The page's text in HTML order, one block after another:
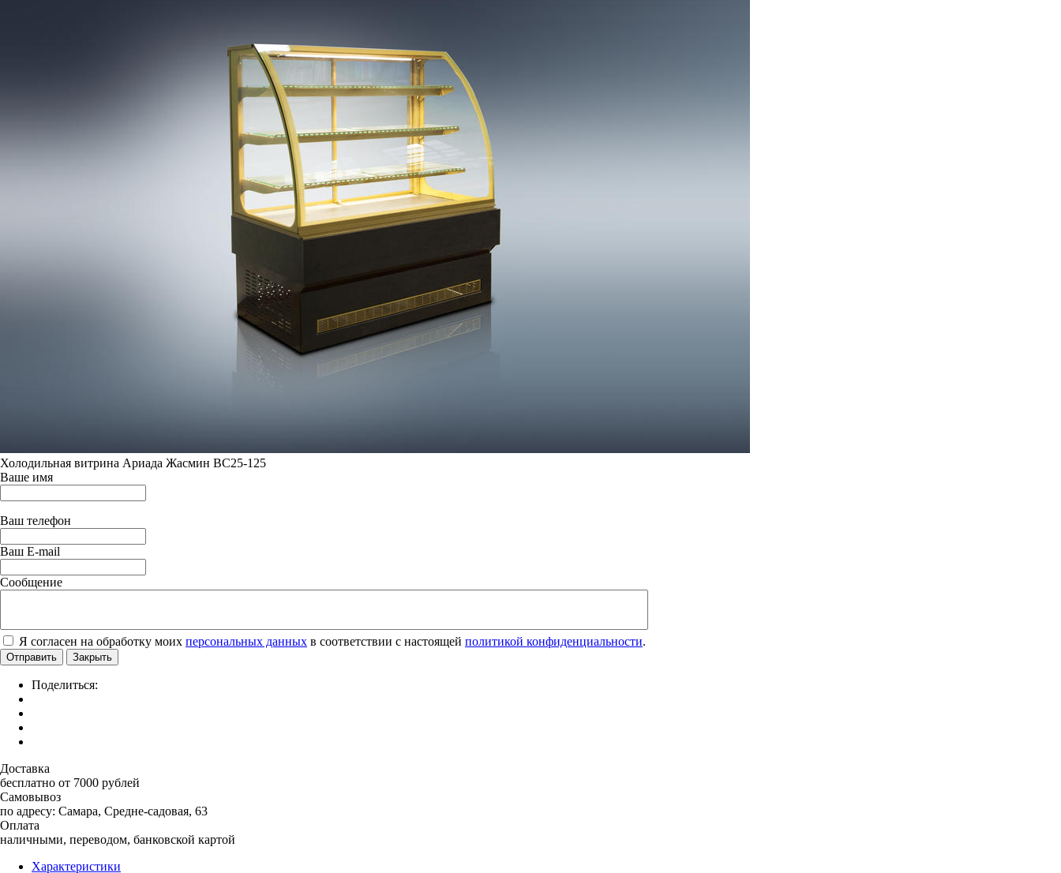
Холодильная витрина Ариада Жасмин ВС25-125
Ваше имя
Ваш телефон
Ваш E-mail
Сообщение
Я согласен на обработку моих персональных данных в соответствии с настоящей политикой конфиденциальности.
Отправить Закрыть
Поделиться:
Доставка
бесплатно от 7000 рублей
Самовывоз
по адресу: Самара, Средне-садовая, 63
Оплата
наличными, переводом, банковской картой
Характеристики